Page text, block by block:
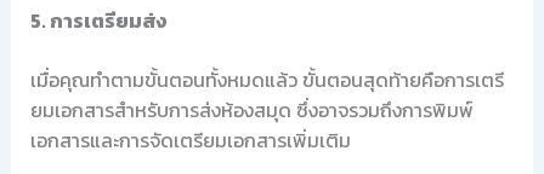
5. การเตรียมส่ง
เมื่อคุณทำตามขั้นตอนทั้งหมดแล้ว ขั้นตอนสุดท้ายคือการเตรี
ยมเอกสารสำหรับการส่งห้องสมุด ซึ่งอาจรวมถึงการพิมพ์
เอกสารและการจัดเตรียมเอกสารเพิ่มเติม